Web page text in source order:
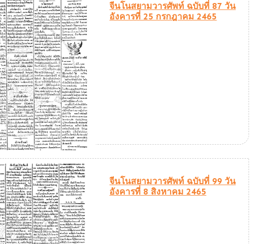
จีนโนสยามวารศัพท์ ฉบับที่ 87 วัน
อังคารที่ 25 กรกฎาคม 2465
จีนโนสยามวารศัพท์ ฉบับที่ 99 วัน
อังคารที่ 8 สิงหาคม 2465